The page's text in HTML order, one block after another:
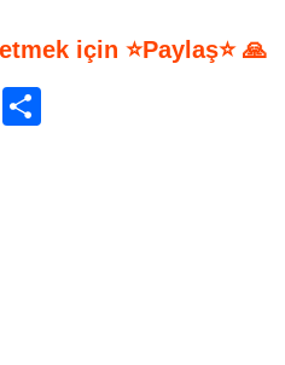
için ⭐Paylaş⭐ 🙏
W